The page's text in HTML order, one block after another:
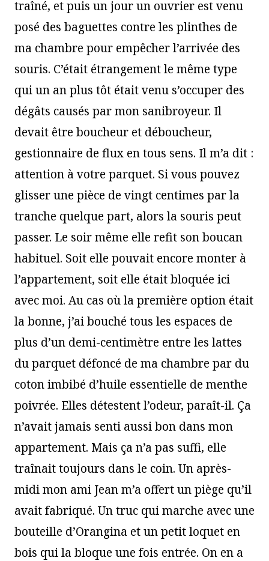
traîné, et puis un jour un ouvrier est venu
posé des baguettes contre les plinthes de
ma chambre pour empêcher l’arrivée des
souris. C’était étrangement le même type
qui un an plus tôt était venu s’occuper des
dégâts causés par mon sanibroyeur. Il
devait être boucheur et déboucheur,
gestionnaire de flux en tous sens. Il m’a dit :
attention à votre parquet. Si vous pouvez
glisser une pièce de vingt centimes par la
tranche quelque part, alors la souris peut
passer. Le soir même elle refit son boucan
habituel. Soit elle pouvait encore monter à
l’appartement, soit elle était bloquée ici
avec moi. Au cas où la première option était
la bonne, j’ai bouché tous les espaces de
plus d’un demi-centimètre entre les lattes
du parquet défoncé de ma chambre par du
coton imbibé d’huile essentielle de menthe
poivrée. Elles détestent l’odeur, paraît-il. Ça
n’avait jamais senti aussi bon dans mon
appartement. Mais ça n’a pas suffi, elle
traînait toujours dans le coin. Un après-
midi mon ami Jean m’a offert un piège qu’il
avait fabriqué. Un truc qui marche avec une
bouteille d’Orangina et un petit loquet en
bois qui la bloque une fois entrée. On en a